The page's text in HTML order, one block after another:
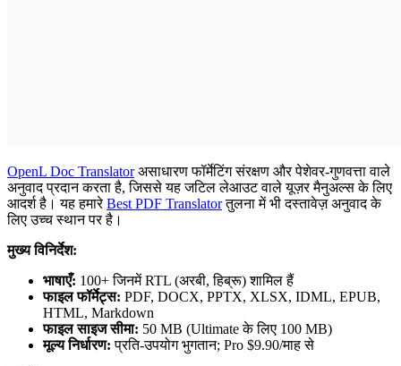
OpenL Doc Translatorअसाधारण फॉर्मेटिंग संरक्षण और पेशेवर-गुणवत्ता वाले
अनुवाद प्रदान करता है, जिससे यह जटिल लेआउट वाले यूज़र मैनुअल्स के लिए
आदर्श है। यह हमारेBest PDF Translatorतुलना में भी दस्तावेज़ अनुवाद के
लिए उच्च स्थान पर है।
मुख्य विनिर्देश:
भाषाएँ: 100+ जिनमें RTL (अरबी, हिब्रू) शामिल हैं
फाइल फॉर्मेट्स: PDF, DOCX, PPTX, XLSX, IDML, EPUB,
HTML, Markdown
फाइल साइज सीमा: 50 MB (Ultimate के लिए 100 MB)
मूल्य निर्धारण: प्रति-उपयोग भुगतान; Pro $9.90/माह से